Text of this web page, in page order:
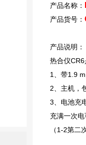
产品名称：
产品货号：
产品说明：
热合仪
1
、带1.9
2 、主机
3 、电池
充满一次
（1-2第